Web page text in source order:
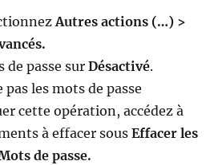
Autres actions (…) >
passe surDésactivé.
les mots de passe
cette opération, accédez à
à effacer sousEffacer les
de passe.